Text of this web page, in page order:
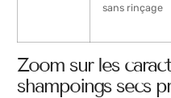
sans rinçage
Zoom sur les
shampoings secs